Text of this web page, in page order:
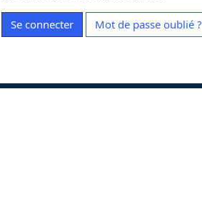
Se connecter Mot de passe oublié ?